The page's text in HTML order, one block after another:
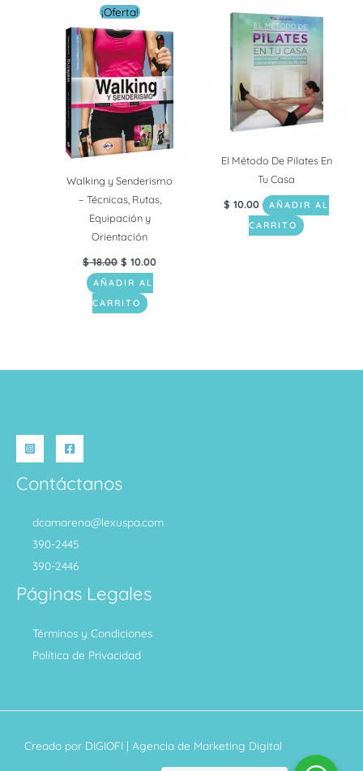
¡Oferta!
Walking y Senderismo
– Técnicas, Rutas,
Equipación y
Orientación
$18.00
El
precio
original
era:
$ 18.00.
$ 10.00
actual
es:
$ 10.00.
AÑADIR AL
CARRITO
El Método De Pilates En
Tu Casa
$ 10.00
AÑADIR AL
CARRITO
Contáctanos
dcamarena@lexuspa.com
390-2445
390-2446
Páginas Legales
Términos y Condiciones
Política de Privacidad
Creado por DIGIOFI | Agencia de Marketing Digital